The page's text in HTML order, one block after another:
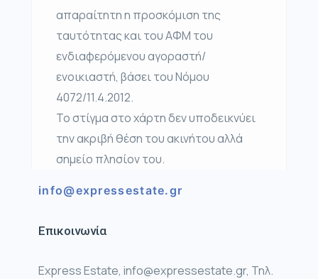
απαραίτητη η προσκόμιση της
ταυτότητας και του ΑΦΜ του
ενδιαφερόμενου αγοραστή/
ενοικιαστή, βάσει του Νόμου
4072/11.4.2012.
Το στίγμα στο χάρτη δεν υποδεικνύει
την ακριβή θέση του ακινήτου αλλά
σημείο πλησίον του.
info@expressestate.gr
Επικοινωνία
Express Estate, info@expressestate.gr, Τηλ.